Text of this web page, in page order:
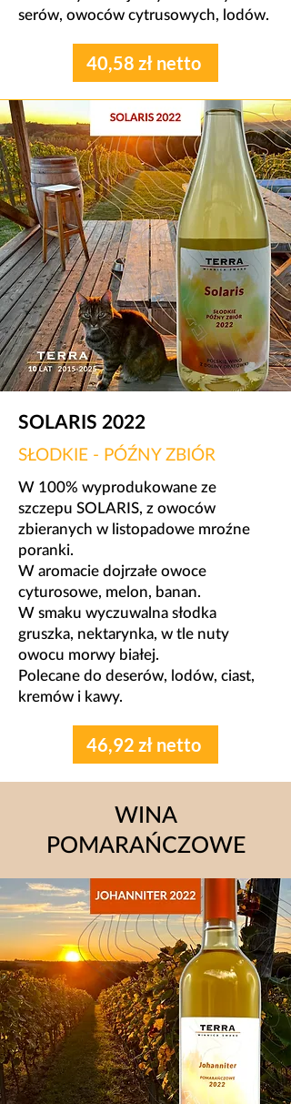
serów, owoców cytrusowych, lodów.
40,58 zł netto
SOLARIS 2022
SŁODKIE - PÓŹNY ZBIÓR
W 100% wyprodukowane ze
szczepu SOLARIS, z owoców
zbieranych w listopadowe mroźne
poranki.
​W aromacie dojrzałe owoce
cyturosowe, melon, banan.
W smaku wyczuwalna słodka
gruszka, nektarynka, w tle nuty
owocu morwy białej.
​Polecane do deserów, lodów, ciast,
kremów i kawy.
46,92 zł netto
WINA
POMARAŃCZOWE